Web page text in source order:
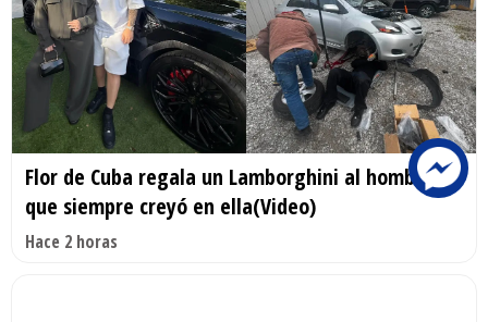
Flor de Cuba regala un Lamborghini al hombre
que siempre creyó en ella(Video)
Hace 2 horas